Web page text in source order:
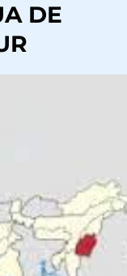
DE